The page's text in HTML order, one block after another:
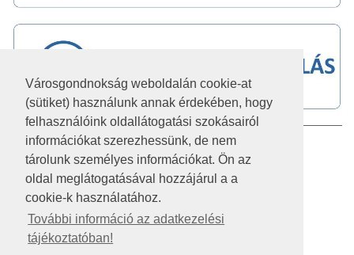
Városgondnokság weboldalán cookie-at
(sütiket) használunk annak érdekében, hogy
felhasználóink oldallátogatási szokásairól
információkat szerezhessünk, de nem
tárolunk személyes információkat. Ön az
oldal meglátogatásával hozzájárul a a
cookie-k használatához.
További információ az adatkezelési
tájékoztatóban!
IMPRESSZUM
JOGI NYILATKOZAT
AKADÁLYMENTESÍTÉSI NYILATKOZAT
KÖZÉRDEKŰ ADATOK